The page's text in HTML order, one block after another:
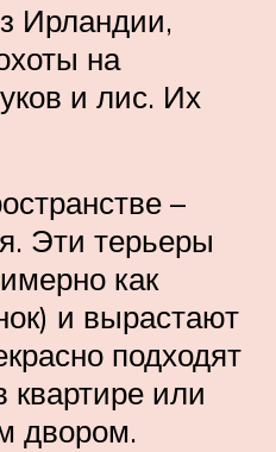
Ирландии,
на
и лис. Их
–
Эти терьеры
как
и вырастают
подходят
квартире или
двором.